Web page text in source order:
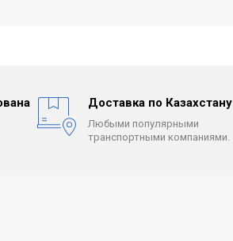
Доставка по Казахстану
Любыми популярными
транспортными компаниями.